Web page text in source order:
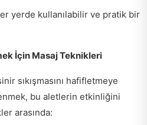
yerde kullanılabilir ve pratik bir
İçin Masaj Teknikleri
sıkışmasını hafifletmeye
bu aletlerin etkinliğini
arasında: